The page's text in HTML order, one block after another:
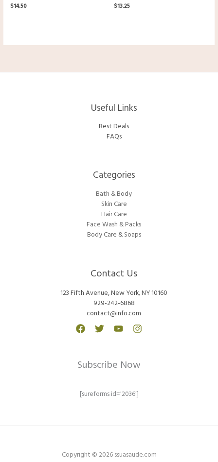
$14.50 $13.25
Useful Links
Best Deals
FAQs
Categories​
Bath & Body
Skin Care
Hair Care
Face Wash & Packs
Body Care & Soaps
Contact Us
123 Fifth Avenue, New York, NY 10160
929-242-6868
contact@info.com
Subscribe Now
[sureforms id='2036']
Copyright © 2026 ssuasaude.com